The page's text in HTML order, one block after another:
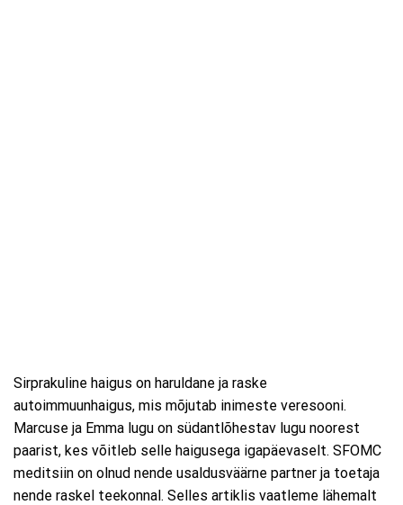
Sirprakuline haigus on haruldane ja raske
autoimmuunhaigus, mis mõjutab inimeste veresooni.
Marcuse ja Emma lugu on südantlõhestav lugu noorest
paarist, kes võitleb selle haigusega igapäevaselt. SFOMC
meditsiin on olnud nende usaldusväärne partner ja toetaja
nende raskel teekonnal. Selles artiklis vaatleme lähemalt